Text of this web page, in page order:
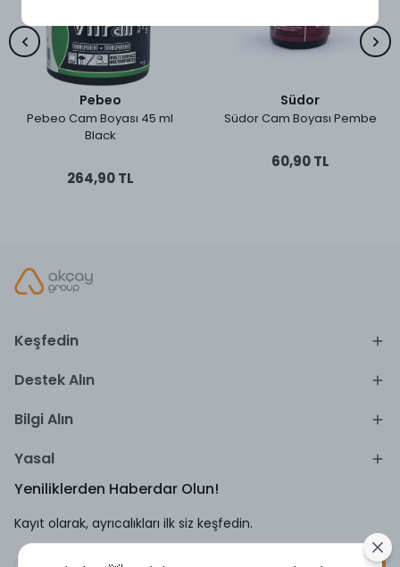
Pebeo
Pebeo Cam Boyası 45 ml
Black
264,90 TL
Südor
Südor Cam Boyası Pembe
60,90 TL
Keşfedin
Destek Alın
Bilgi Alın
Yasal
Yeniliklerden Haberdar Olun!
Kayıt olarak, ayrıcalıkları ilk siz keşfedin.